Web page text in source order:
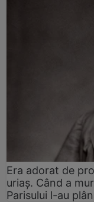
Era adorat de
uriaș. Când a
Parisului l-au